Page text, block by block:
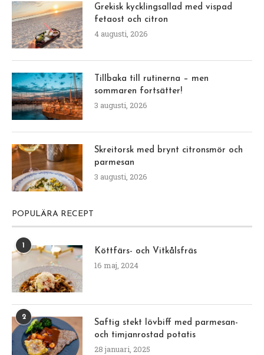
Grekisk kycklingsallad med vispad
fetaost och citron
4 augusti, 2026
Tillbaka till rutinerna – men
sommaren fortsätter!
3 augusti, 2026
Skreitorsk med brynt citronsmör och
parmesan
3 augusti, 2026
POPULÄRA RECEPT
Köttfärs- och Vitkålsfräs
16 maj, 2024
2
Saftig stekt lövbiff med parmesan-
och timjanrostad potatis
28 januari, 2025